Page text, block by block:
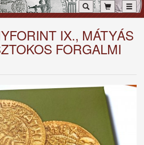
IX., MÁTYÁS
FORGALMI